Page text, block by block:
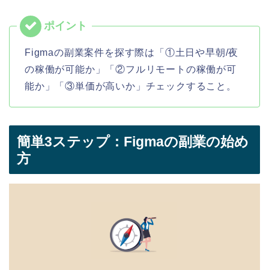
Figmaの副業案件を探す際は「①土日や早朝/夜
の稼働が可能か」「②フルリモートの稼働が可
能か」「③単価が高いか」チェックすること。
簡単3ステップ：Figmaの副業の始め
方